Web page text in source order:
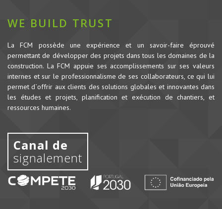
WE BUILD TRUST
La FCM possède une expérience et un savoir-faire éprouvé
permettant de développer des projets dans tous les domaines de la
construction. La FCM appuie ses accomplissements sur ses valeurs
internes et sur le professionnalisme de ses collaborateurs, ce qui lui
permet d`offrir aux clients des solutions globales et innovantes dans
les études et projets, planification et exécution de chantiers, et
ressources humaines.
Canal de
signalement